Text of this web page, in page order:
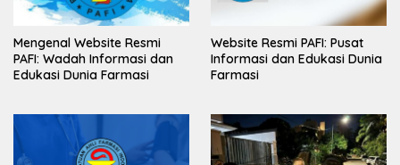
Mengenal Website Resmi
PAFI: Wadah Informasi dan
Edukasi Dunia Farmasi
Website Resmi PAFI: Pusat
Informasi dan Edukasi Dunia
Farmasi